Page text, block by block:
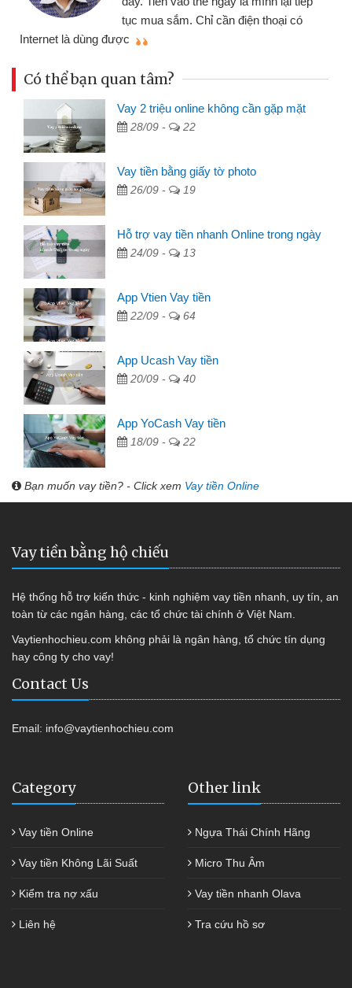
tục mua sắm. Chỉ cần điện thoại có
Internet là dùng được
Có thể bạn quan tâm?
Vay 2 triệu online không cần gặp mặt
28/09 - 22
Vay tiền bằng giấy tờ photo
26/09 - 19
Hỗ trợ vay tiền nhanh Online trong ngày
24/09 - 13
App Vtien Vay tiền
22/09 - 64
App Ucash Vay tiền
20/09 - 40
App YoCash Vay tiền
18/09 - 22
Bạn muốn vay tiền? - Click xem Vay tiền Online
Vay tiền bằng hộ chiếu
Hệ thống hỗ trợ kiến thức - kinh nghiệm vay tiền nhanh, uy tín, an
toàn từ các ngân hàng, các tổ chức tài chính ở Việt Nam.
Vaytienhochieu.com không phải là ngân hàng, tổ chức tín dụng
hay công ty cho vay!
Contact Us
Email: info@vaytienhochieu.com
Category
Vay tiền Online
Vay tiền Không Lãi Suất
Kiểm tra nợ xấu
Liên hệ
Other link
Ngựa Thái Chính Hãng
Micro Thu Âm
Vay tiền nhanh Olava
Tra cứu hồ sơ